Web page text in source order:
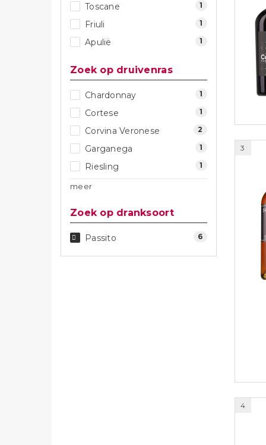
Toscane 1
Friuli 1
Apulië 1
Zoek op druivenras
Chardonnay 1
Cortese 1
Corvina Veronese 2
Garganega 1
Riesling 1
meer
Zoek op dranksoort
Passito 6
3
4